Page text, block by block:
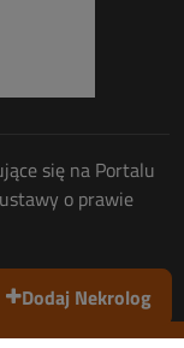
Dodaj Nekrolog
się na Portalu
o prawie